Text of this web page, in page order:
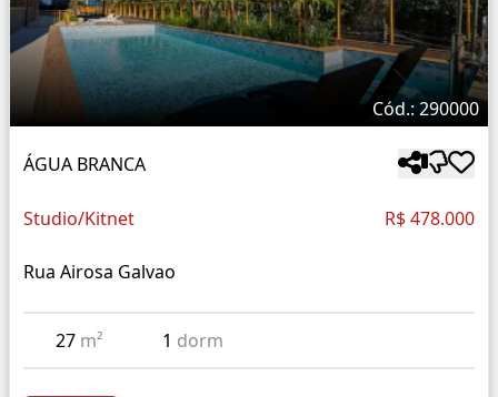
Cód.: 290000
ÁGUA BRANCA
Studio/Kitnet R$ 478.000
Rua Airosa Galvao
27 m² 1 dorm